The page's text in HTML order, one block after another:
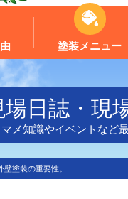
塗装メニュー
場日誌・現
メ知識やイベントなど
塗装の重要性。